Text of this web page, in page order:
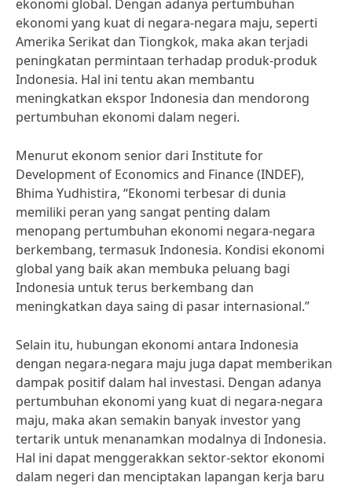
ekonomi global. Dengan adanya pertumbuhan
ekonomi yang kuat di negara-negara maju, seperti
Amerika Serikat dan Tiongkok, maka akan terjadi
peningkatan permintaan terhadap produk-produk
Indonesia. Hal ini tentu akan membantu
meningkatkan ekspor Indonesia dan mendorong
pertumbuhan ekonomi dalam negeri.
Menurut ekonom senior dari Institute for
Development of Economics and Finance (INDEF),
Bhima Yudhistira, “Ekonomi terbesar di dunia
memiliki peran yang sangat penting dalam
menopang pertumbuhan ekonomi negara-negara
berkembang, termasuk Indonesia. Kondisi ekonomi
global yang baik akan membuka peluang bagi
Indonesia untuk terus berkembang dan
meningkatkan daya saing di pasar internasional.”
Selain itu, hubungan ekonomi antara Indonesia
dengan negara-negara maju juga dapat memberikan
dampak positif dalam hal investasi. Dengan adanya
pertumbuhan ekonomi yang kuat di negara-negara
maju, maka akan semakin banyak investor yang
tertarik untuk menanamkan modalnya di Indonesia.
Hal ini dapat menggerakkan sektor-sektor ekonomi
dalam negeri dan menciptakan lapangan kerja baru